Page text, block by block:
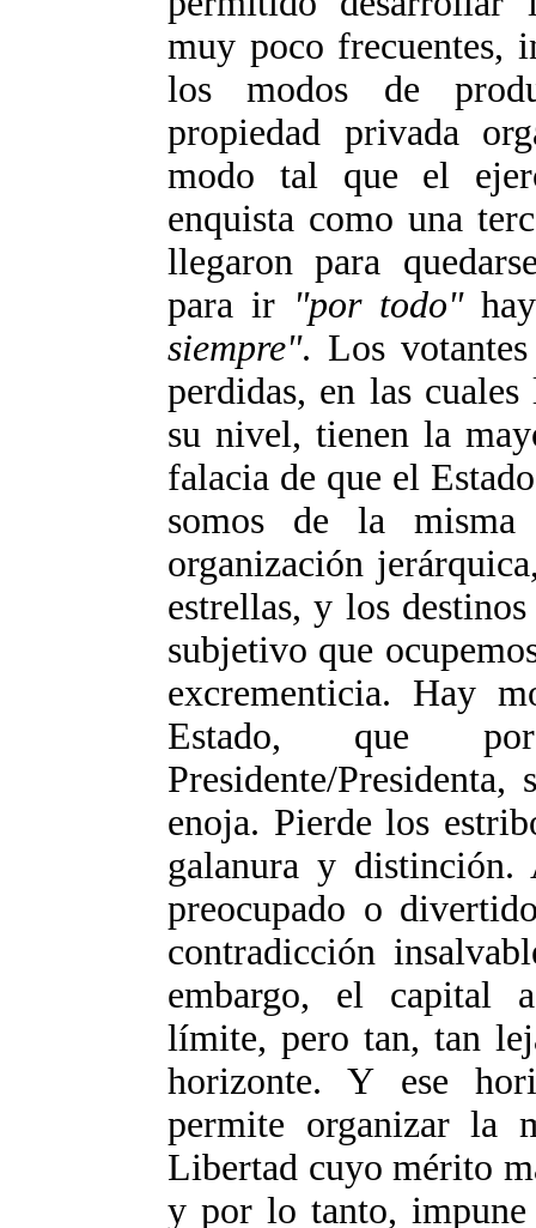
muy poco frecuentes,
los modos de
propiedad privada
modo tal que el
enquista como una
llegaron para
para ir "por todo"
siempre". Los
perdidas, en las
su nivel, tienen la
falacia de que el
somos de la
organización
estrellas, y los
subjetivo que
excrementicia. Hay
Estado, que por
Presidente/
enoja. Pierde los
galanura y distinción.
preocupado o
contradicción
embargo, el capital
límite, pero tan, tan
horizonte. Y ese
permite organizar la
Libertad cuyo mérito
y por lo tanto, impune